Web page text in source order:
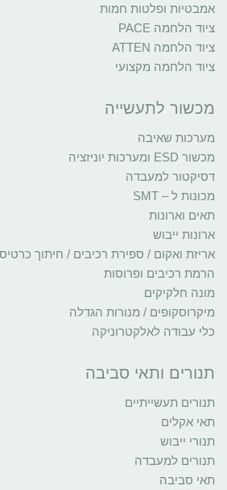
אמבטיות ופלטות חמות
ציוד הלחמה PACE
ציוד הלחמה ATTEN
ציוד הלחמה מקצועי
מכשור לתעשייה
מערכות שאיבה
מכשור ESD ומערכות יוניזציה
דסיקטור למעבדה
מכונות ל – SMT
תאים וארונות
ארונות ייבוש
אריזת ואקום / ספירת רכיבים / חיתוך
הרמת רכיבים ופרוסות
מונה חלקיקים
מיקרוסקופים / מנורות הגדלה
כלי עבודה לאלקטרוניקה
תנורים ותאי סביבה
תנורים תעשייתיים
תאי אקלים
תנורי ייבוש
תנורים למעבדה
תאי סביבה